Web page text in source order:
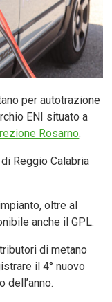
per autotrazione
ENI situato a
Rosarno.
di Reggio Calabria
oltre al
anche il GPL.
di metano
il 4° nuovo
dell’anno.